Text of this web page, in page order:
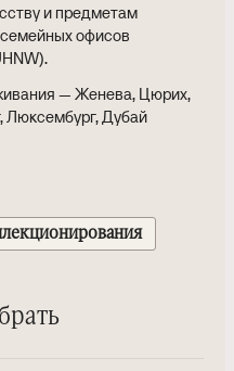
и предметам
офисов
— Женева, Цюрих,
Люксембург, Дубай